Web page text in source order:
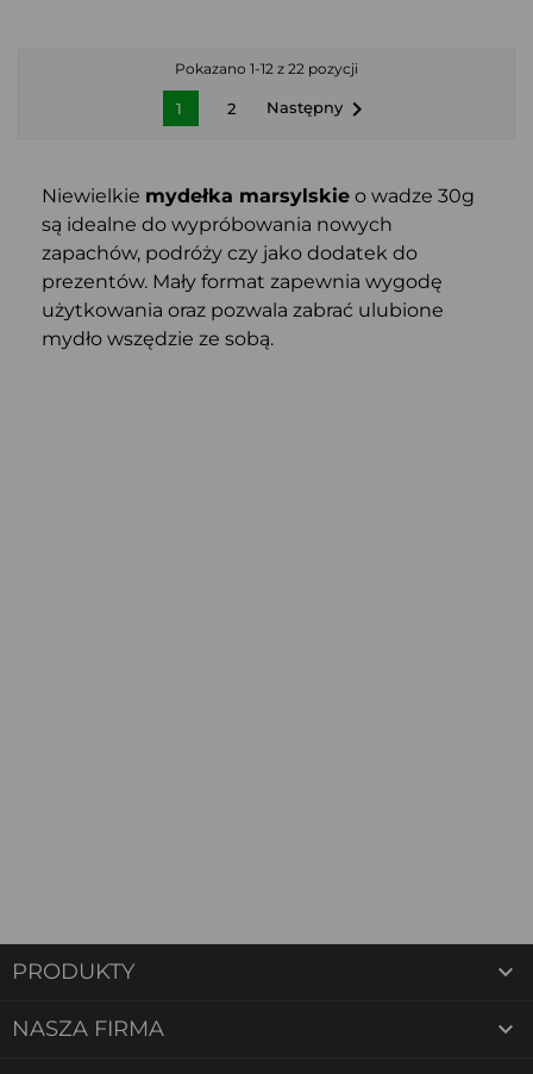
Pokazano 1-12 z 22 pozycji
1 2 Następny
Niewielkie mydełka marsylskie o wadze 30g
są idealne do wypróbowania nowych
zapachów, podróży czy jako dodatek do
prezentów. Mały format zapewnia wygodę
użytkowania oraz pozwala zabrać ulubione
mydło wszędzie ze sobą.
PRODUKTY 
NASZA FIRMA 